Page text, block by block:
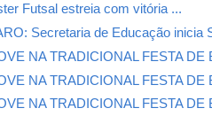
Futsal estreia com vitória ...
Secretaria de Educação inicia
NA TRADICIONAL FESTA DE
NA TRADICIONAL FESTA DE
NA TRADICIONAL FESTA DE